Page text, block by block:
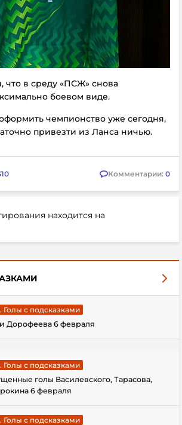
что в среду «ПСЖ» снова
боевом виде.
чемпионство уже сегодня,
привезти из Ланса ничью.
Комментарии: 0
находится на
Голы с подсказками
Дорофеева 6 февраля
Голы с подсказками
голы Василевского, Тарасова,
6 февраля
Голы с подсказками